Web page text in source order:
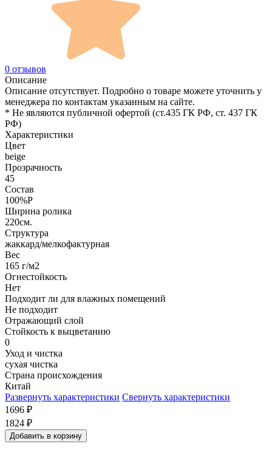
0 отзывов
Описание
Описание отсутствует. Подробно о товаре можете уточнить у
менеджера по контактам указанным на сайте.
* Не являются публичной офертой (ст.435 ГК РФ, cт. 437 ГК
РФ)
Характеристики
Цвет
beige
Прозрачность
45
Состав
100%P
Ширина ролика
220см.
Структура
жаккард/мелкофактурная
Вес
165 г/м2
Огнестойкость
Нет
Подходит ли для влажных помещений
Не подходит
Отражающий слой
Стойкость к выцветанию
0
Уход и чистка
сухая чистка
Страна происхождения
Китай
Развернуть характеристики Свернуть характеристики
1696 ₽
1824 ₽
Добавить в корзину